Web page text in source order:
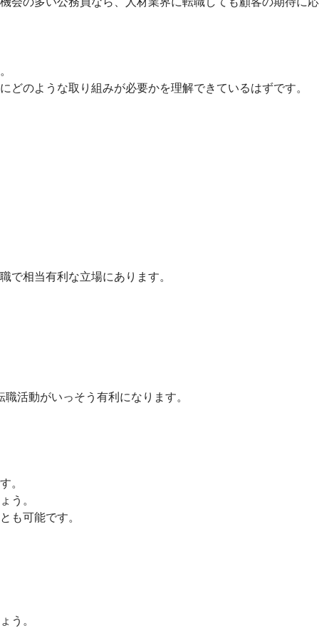
のような取り組みが必要かを理解できているはずです。
で相当有利な立場にあります。
活動がいっそう有利になります。
。
う。
も可能です。
う。